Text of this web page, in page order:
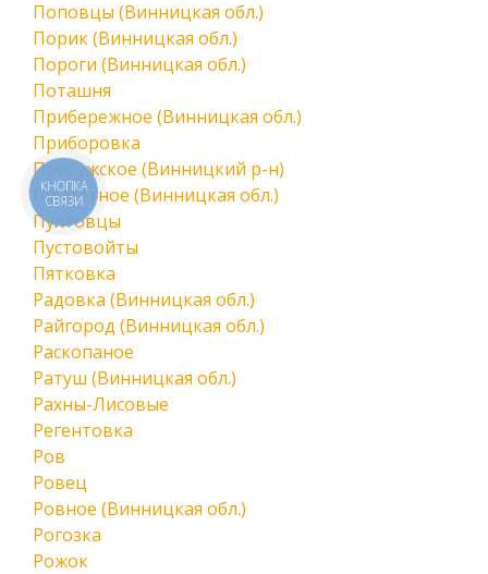
Поповцы (Винницкая обл.)
Порик (Винницкая обл.)
Пороги (Винницкая обл.)
Поташня
Прибережное (Винницкая обл.)
Приборовка
Прибужское (Винницкий р-н)
Приветное (Винницкая обл.)
Пултовцы
Пустовойты
Пятковка
Радовка (Винницкая обл.)
Райгород (Винницкая обл.)
Раскопаное
Ратуш (Винницкая обл.)
Рахны-Лисовые
Регентовка
Ров
Ровец
Ровное (Винницкая обл.)
Рогозка
Рожок
КНОПКА
СВЯЗИ